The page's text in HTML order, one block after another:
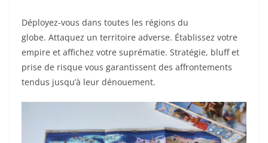
Déployez-vous dans toutes les régions du
globe. Attaquez un territoire adverse. Établissez votre
empire et affichez votre suprématie. Stratégie, bluff et
prise de risque vous garantissent des affrontements
tendus jusqu’à leur dénouement.